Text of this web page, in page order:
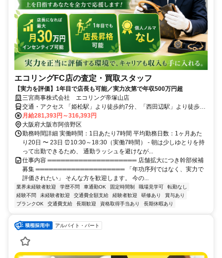
エコリングFC店の査定・買取スタッフ
【実力を評価】1年目で店長も可能／実力次第で年収500万円超
三宮商事株式会社 エコリング帝塚山店
交通・アクセス 「姫松駅」より徒歩約7分、「西田辺駅」より徒歩約
8分、「帝塚山駅」より徒歩約15分
月給281,393円～316,393円
大阪府大阪市阿倍野区
勤務時間詳細 実働時間：1日あたり7時間 平均勤務日数：1ヶ月あた
り20日 〜 23日 ⏰10:30～18:30（実働7時間） - 朝は少しゆとりを持
って出勤できるため、 通勤ラッシュを避けなが...
仕事内容 ════════════════════ 店舗拡大につき幹部候補
募集 ════════════════════ 「年功序列ではなく、実力で
評価されたい」 そんな方を歓迎します。 今の...
業界未経験者歓迎 学歴不問 車通勤OK 固定時間制 職場見学可
転勤なし
経験不問
未経験者歓迎 交通費全額支給 経験者歓迎 研修あり
賞与あり
ブランクOK
交通費支給 長期歓迎 資格取得手当あり 長期休暇あり
アルバイト・パート